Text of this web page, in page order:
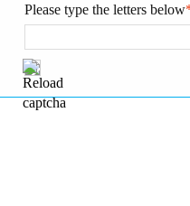
Please type the letters below